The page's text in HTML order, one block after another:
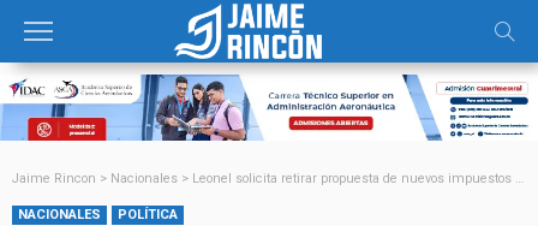
Jaime Rincon > Nacionales > Leonel solicita retirar propuesta de nuevos impuestos y reformular el Presupuesto de 2026
NACIONALES POLÍTICA